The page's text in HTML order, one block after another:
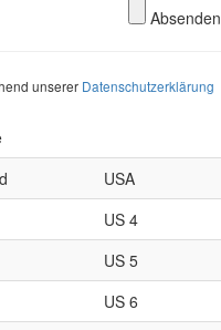
Absenden
unserer Datenschutzerklärung
USA
US 4
US 5
US 6